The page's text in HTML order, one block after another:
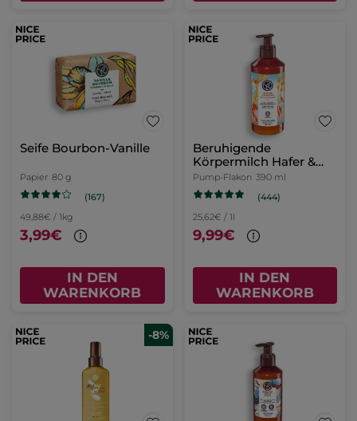
Seife Bourbon-Vanille
Papier 80 g
(167)
49,88€ / 1kg
3,99€
IN DEN
WARENKORB
Beruhigende
Körpermilch Hafer &
Buchweizen
Pump-Flakon 390 ml
(444)
25,62€ / 1l
9,99€
IN DEN
WARENKORB
-8%